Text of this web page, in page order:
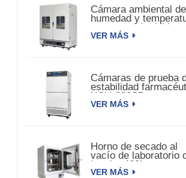
Cámara ambiental de
humedad y
constante de doble
puerta
VER MÁS
Cámaras de prueba
estabilidad
XCH-320SD
VER MÁS
Horno de secado al
vacío de laboratorio
bomba 420L
VER MÁS